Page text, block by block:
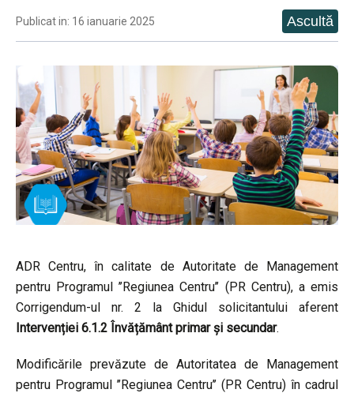
Publicat in: 16 ianuarie 2025
ADR Centru, în calitate de Autoritate de Management
pentru Programul ’’Regiunea Centru’’ (PR Centru), a emis
Corrigendum-ul nr. 2 la Ghidul solicitantului aferent
Intervenției 6.1.2 Învățământ primar și secundar.
Modificările prevăzute de Autoritatea de Management
pentru Programul ’’Regiunea Centru’’ (PR Centru) în cadrul